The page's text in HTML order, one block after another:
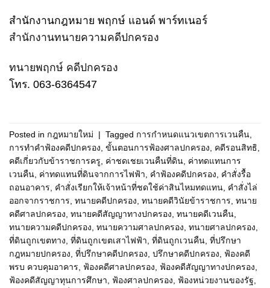
สำนักงานกฎหมาย พฤกษ์ แอนด์ พาร์ทเนอร์
สำนักงานทนายความคดีปกครอง
ทนายพฤกษ์ คดีปกครอง
โทร. 063-6364547
Posted in กฎหมายใหม่ | Tagged การกำหนดแนวเขตการเวนคืน
การทำคำฟ้องคดีปกครอง ขั้นตอนการฟ้องศาลปกครอง คดีรอนสิทธิ
คดีเกี่ยวกับข้าราชการครู
ค่าชดเชยเวนคืนที่ดิน ค่าทดแทนการ
เวนคืน ค่าทดแทนที่ดินจากการไฟฟ้า คำฟ้องคดีปกครอง
คำสั่งรื้อ
ถอนอาคาร
คำสั่งเรียกให้เจ้าหน้าที่ชดใช้ค่าสินไหมทดแทน คำสั่งไล่
ออกจากราชการ ทนายคดีปกครอง ทนายคดีวินัยข้าราชการ ทนาย
คดีศาลปกครอง ทนายคดีสัญญาทางปกครอง ทนายคดีเวนคืน
ทนายความคดีปกครอง ทนายความศาลปกครอง ทนายศาลปกครอง
ที่ดินถูกเขตทาง ที่ดินถูกเขตเสาไฟฟ้า ที่ดินถูกเวนคืน ที่ปรึกษา
กฎหมายปกครอง ที่ปรึกษาคดีปกครอง ปรึกษาคดีปกครอง
ฟ้องคดี
พรบ ควบคุมอาคาร
ฟ้องคดีศาลปกครอง ฟ้องคดีสัญญาทางปกครอง
ฟ้องคดีสัญญาทุนการศึกษา
ฟ้องศาลปกครอง ฟ้องหน่วยงานของรัฐ